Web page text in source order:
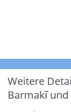
Weitere
Barmakī